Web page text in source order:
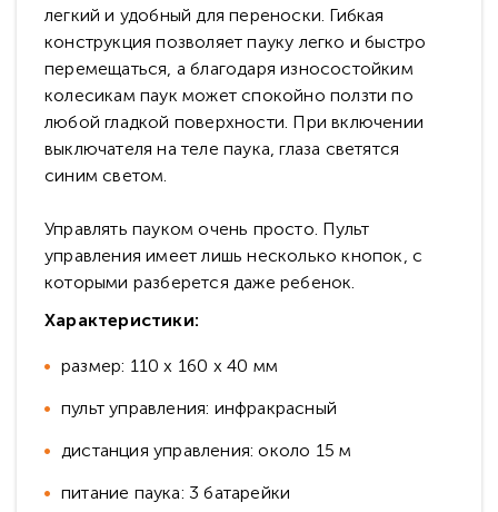
легкий и удобный для переноски. Гибкая
конструкция позволяет пауку легко и быстро
перемещаться, а благодаря износостойким
колесикам паук может спокойно ползти по
любой гладкой поверхности. При включении
выключателя на теле паука, глаза светятся
синим светом.
Управлять пауком очень просто. Пульт
управления имеет лишь несколько кнопок, с
которыми разберется даже ребенок.
Характеристики:
размер: 110 х 160 х 40 мм
пульт управления: инфракрасный
дистанция управления: около 15 м
питание паука: 3 батарейки